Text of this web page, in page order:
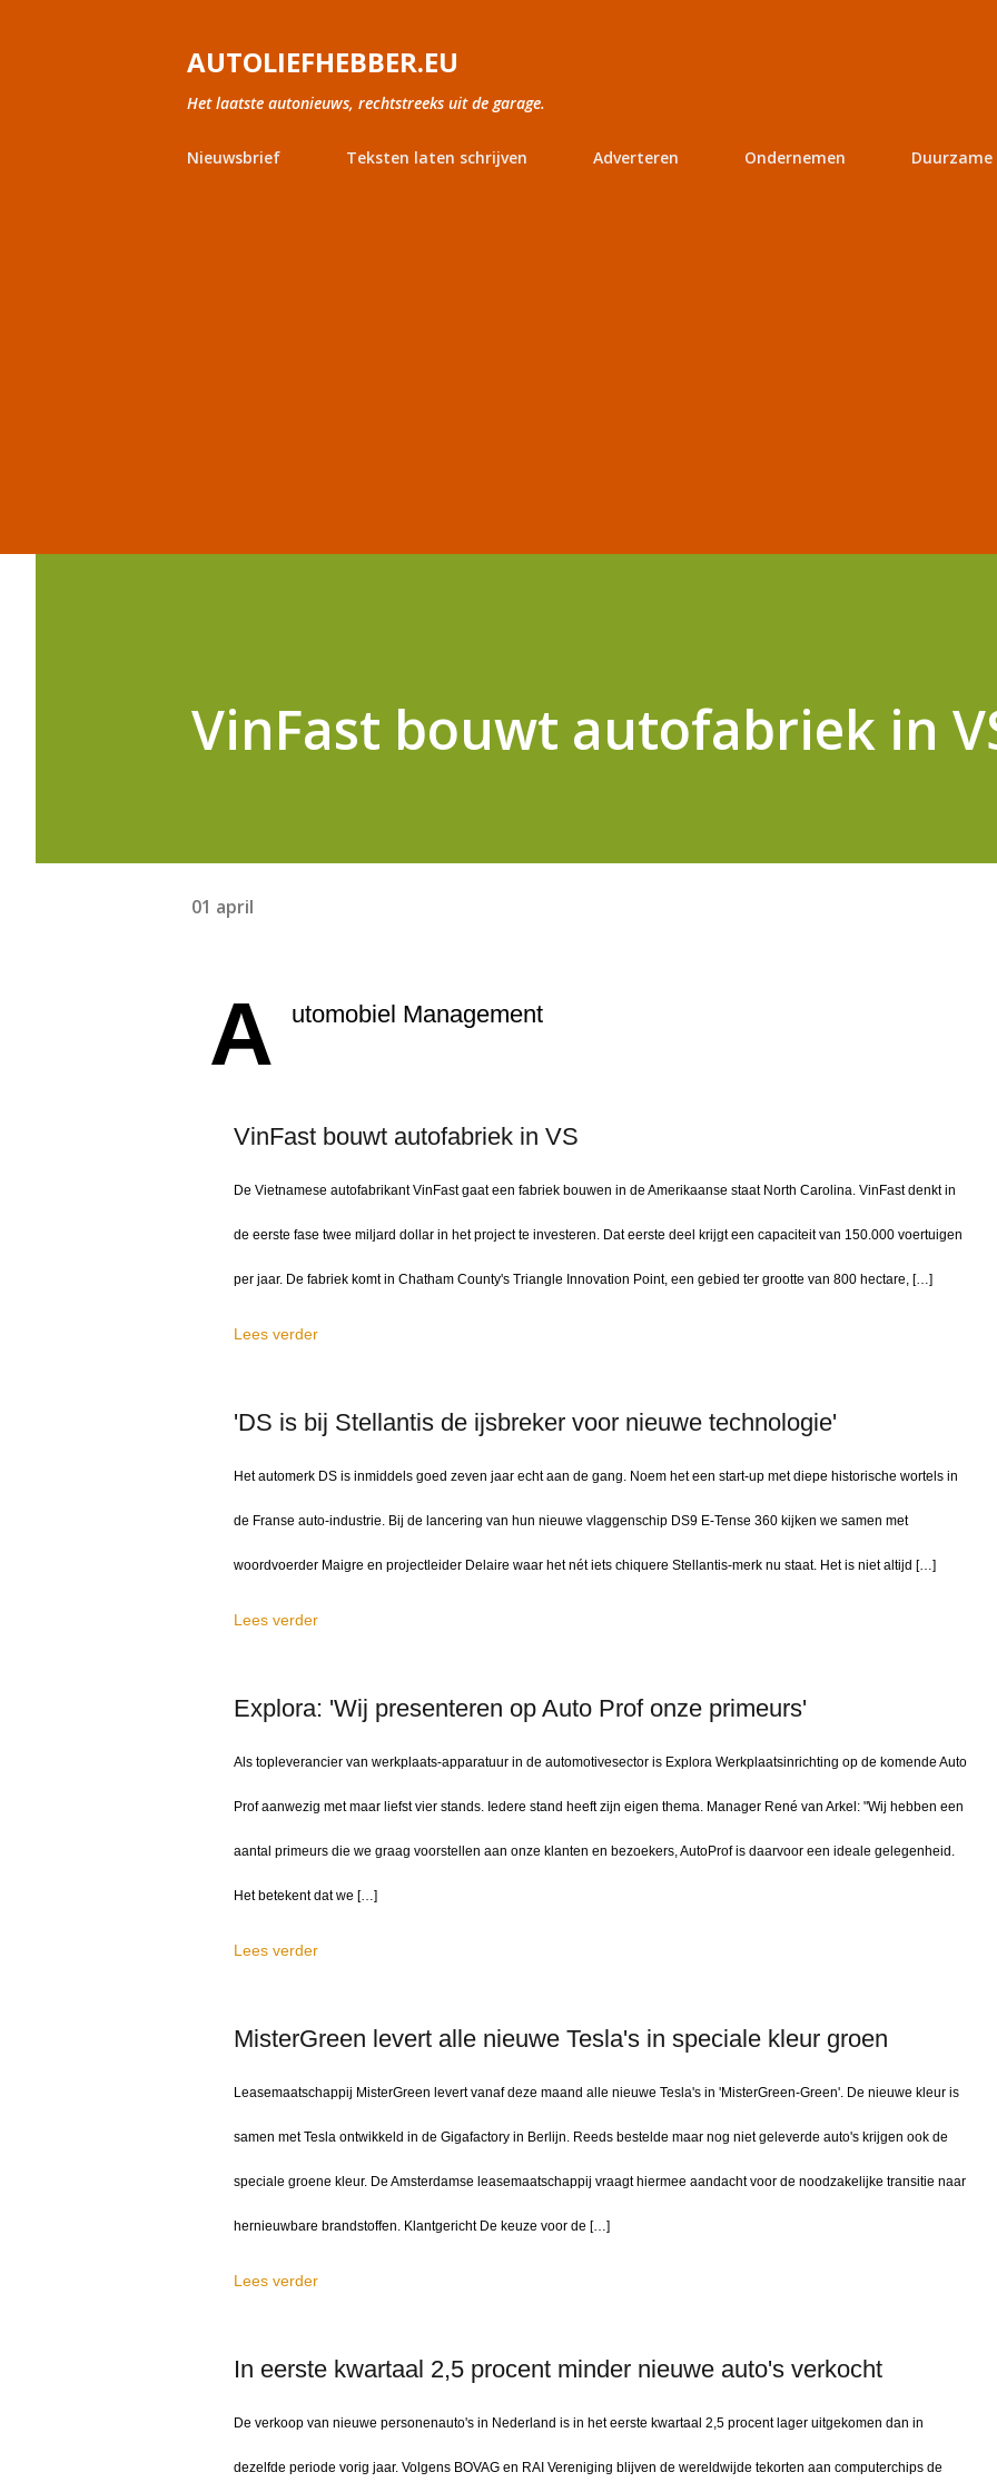
AUTOLIEFHEBBER.EU
Het laatste autonieuws, rechtstreeks uit de garage.
Nieuwsbrief Teksten laten schrijven Adverteren Ondernemen Duurzame
VinFast bouwt autofabriek in
01 april
A utomobiel Management
VinFast bouwt autofabriek in VS
De Vietnamese autofabrikant VinFast gaat een fabriek bouwen in de Amerikaanse staat North Carolina. VinFast denkt in
de eerste fase twee miljard dollar in het project te investeren. Dat eerste deel krijgt een capaciteit van 150.000 voertuigen
per jaar. De fabriek komt in Chatham County's Triangle Innovation Point, een gebied ter grootte van 800 hectare, […]
Lees verder
'DS is bij Stellantis de ijsbreker voor nieuwe technologie'
Het automerk DS is inmiddels goed zeven jaar echt aan de gang. Noem het een start-up met diepe historische wortels in
de Franse auto-industrie. Bij de lancering van hun nieuwe vlaggenschip DS9 E-Tense 360 kijken we samen met
woordvoerder Maigre en projectleider Delaire waar het nét iets chiquere Stellantis-merk nu staat. Het is niet altijd […]
Lees verder
Explora: 'Wij presenteren op Auto Prof onze primeurs'
Als topleverancier van werkplaats-apparatuur in de automotivesector is Explora Werkplaatsinrichting op de komende Auto
Prof aanwezig met maar liefst vier stands. Iedere stand heeft zijn eigen thema. Manager René van Arkel: "Wij hebben een
aantal primeurs die we graag voorstellen aan onze klanten en bezoekers, AutoProf is daarvoor een ideale gelegenheid.
Het betekent dat we […]
Lees verder
MisterGreen levert alle nieuwe Tesla's in speciale kleur groen
Leasemaatschappij MisterGreen levert vanaf deze maand alle nieuwe Tesla's in 'MisterGreen-Green'. De nieuwe kleur is
samen met Tesla ontwikkeld in de Gigafactory in Berlijn. Reeds bestelde maar nog niet geleverde auto's krijgen ook de
speciale groene kleur. De Amsterdamse leasemaatschappij vraagt hiermee aandacht voor de noodzakelijke transitie naar
hernieuwbare brandstoffen. Klantgericht De keuze voor de […]
Lees verder
In eerste kwartaal 2,5 procent minder nieuwe auto's verkocht
De verkoop van nieuwe personenauto's in Nederland is in het eerste kwartaal 2,5 procent lager uitgekomen dan in
dezelfde periode vorig jaar. Volgens BOVAG en RAI Vereniging blijven de wereldwijde tekorten aan computerchips de